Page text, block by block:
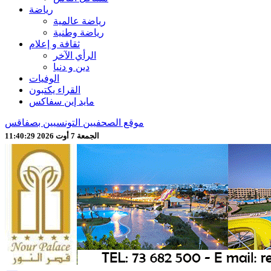
رياضة
رياضة عالمية
رياضة وطنية
ثقافة و إعلام
الرأي الآخر
دين و دنيا
الوفيات
القراء يكتبون
مايد إين سفاكس
موقع الصحفيين التونسيين بصفاقس
الجمعة 7 أوت 2026 11:40:31